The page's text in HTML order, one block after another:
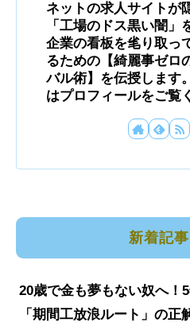
ネットの求人サイトが
「工場のドス黒い闇」
企業の看板を毟り取っ
るための【綺麗事ゼロ
バル術】を伝授します
はプロフィールをご覧
新着記事
20歳で金も夢もない奴へ！
「期間工放浪ルート」の正